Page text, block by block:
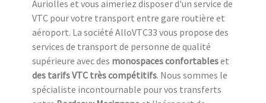
Auriolles et vous aimeriez disposer d'un service de
VTC pour votre transport entre gare routière et
aéroport. La société AlloVTC33 vous propose des
services de transport de personne de qualité
supérieure avec des monospaces confortableset
des tarifs VTC très compétitifs. Nous sommes le
spécialiste incontournable pour vos transferts